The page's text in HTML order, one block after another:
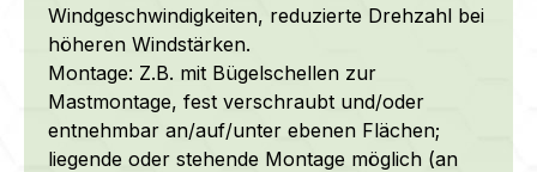
Windgeschwindigkeiten, reduzierte Drehzahl bei
höheren Windstärken.
Montage: Z.B. mit Bügelschellen zur
Mastmontage, fest verschraubt und/oder
entnehmbar an/auf/unter ebenen Flächen;
liegende oder stehende Montage möglich (an